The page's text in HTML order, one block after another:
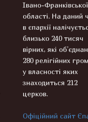
Івано-Франківської
області. На даний
в єпархії
близько 240 тисяч
вірних, які
280 релігійних
у власності яких
знаходиться 212
церков.
Офіційний сайт